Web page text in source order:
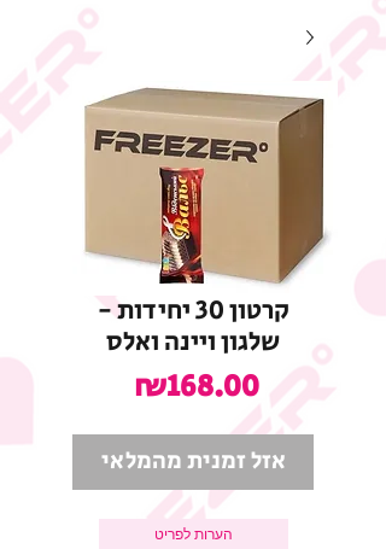
קרטון 30 יחידות -
שלגון ויינה ואלס
₪168.00
אזל זמנית מהמלאי
הערות לפריט